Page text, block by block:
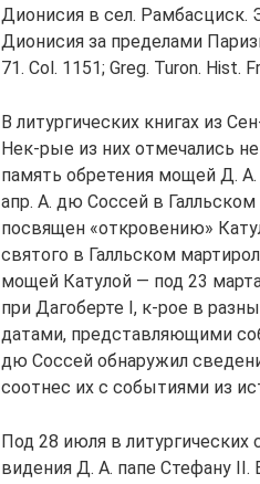
Дионисия в сел. Рамбасциск.
Дионисия за пределами
71. Col. 1151; Greg. Turon. Hist.
В литургических книгах из
Нек-рые из них отмечались
память обретения мощей Д. А.
апр. А. дю Соссей в
посвящен «откровению»
святого в Галльском
мощей Катулой — под 23
при Дагоберте I, к-рое в
датами, представляющими
дю Соссей обнаружил
соотнес их с событиями из
Под 28 июля в
видения Д. А. папе Стефану